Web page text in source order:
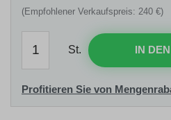
(Empfohlener Verkaufspreis: 240 €)
St. IN
Profitieren Sie von